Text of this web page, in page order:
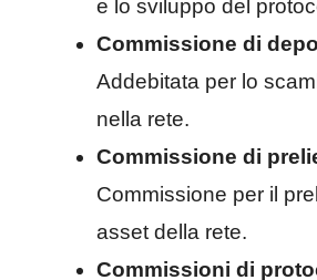
e lo sviluppo del
Commissione di
Addebitata per lo
nella rete.
Commissione di
Commissione per il
asset della rete.
Commissioni di